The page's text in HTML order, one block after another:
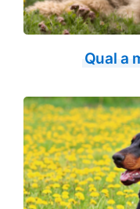
Qual a